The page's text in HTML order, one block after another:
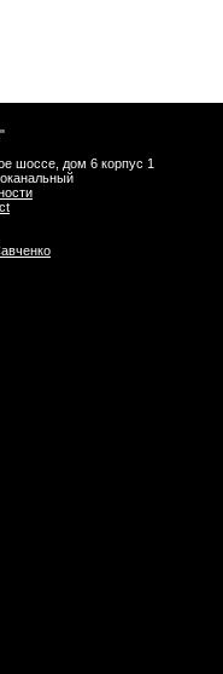
шоссе, дом 6 корпус 1